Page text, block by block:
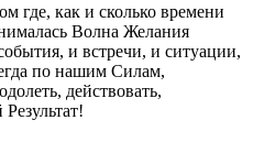
где, как и сколько времени
Волна Желания
и встречи, и ситуации,
по нашим Силам,
действовать,